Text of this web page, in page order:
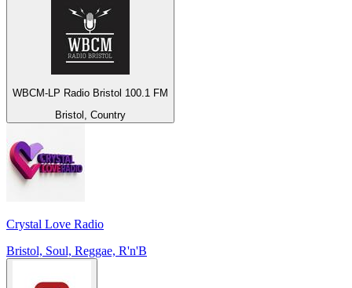
WBCM-LP Radio Bristol 100.1 FM
Bristol, Country
Crystal Love Radio
Bristol, Soul, Reggae, R'n'B